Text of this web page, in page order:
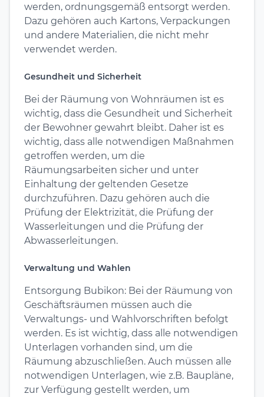
werden, ordnungsgemäß entsorgt werden.
Dazu gehören auch Kartons, Verpackungen
und andere Materialien, die nicht mehr
verwendet werden.
Gesundheit und Sicherheit
Bei der Räumung von Wohnräumen ist es
wichtig, dass die Gesundheit und Sicherheit
der Bewohner gewahrt bleibt. Daher ist es
wichtig, dass alle notwendigen Maßnahmen
getroffen werden, um die
Räumungsarbeiten sicher und unter
Einhaltung der geltenden Gesetze
durchzuführen. Dazu gehören auch die
Prüfung der Elektrizität, die Prüfung der
Wasserleitungen und die Prüfung der
Abwasserleitungen.
Verwaltung und Wahlen
Entsorgung Bubikon: Bei der Räumung von
Geschäftsräumen müssen auch die
Verwaltungs- und Wahlvorschriften befolgt
werden. Es ist wichtig, dass alle notwendigen
Unterlagen vorhanden sind, um die
Räumung abzuschließen. Auch müssen alle
notwendigen Unterlagen, wie z.B. Baupläne,
zur Verfügung gestellt werden, um